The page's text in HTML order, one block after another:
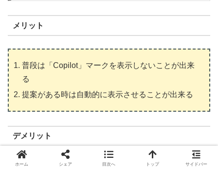
メリット
普段は「Copilot」マークを表示しないことが出来
る
提案がある時は自動的に表示させることが出来る
デメリット
ホーム シェア 目次へ トップ サイドバー